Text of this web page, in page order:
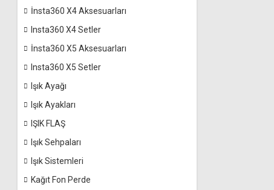
İnsta360 X4 Aksesuarları
Insta360 X4 Setler
İnsta360 X5 Aksesuarları
Insta360 X5 Setler
Işık Ayağı
Işık Ayakları
IŞIK FLAŞ
Işık Sehpaları
Işık Sistemleri
Kağıt Fon Perde